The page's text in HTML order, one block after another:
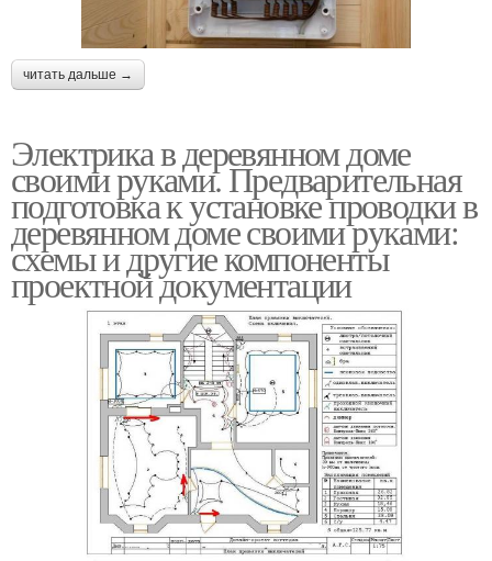
читать дальше →
Электрика в деревянном доме
своими руками. Предварительная
подготовка к установке проводки в
деревянном доме своими руками:
схемы и другие компоненты
проектной документации